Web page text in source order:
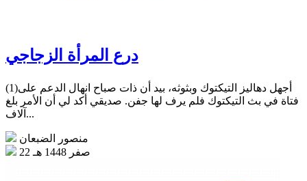
درع المرأة الزجاجي
(1)أجهل دهاليز التيكتوك وبثوثه، بيد أن ذات صباح انهال الدعم على
فتاة في بث التيكتوك فلم يرف لها جفن. صديقي أكد لي أن الأمر بلغ
آلاف...
منصور الضبعان
22 صفر 1448 هـ